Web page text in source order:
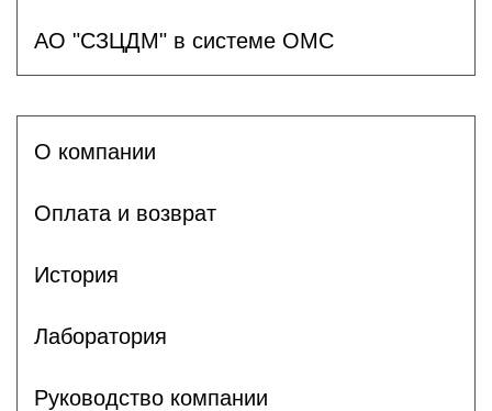
АО "СЗЦДМ" в системе ОМС
О компании
Оплата и возврат
История
Лаборатория
Руководство компании